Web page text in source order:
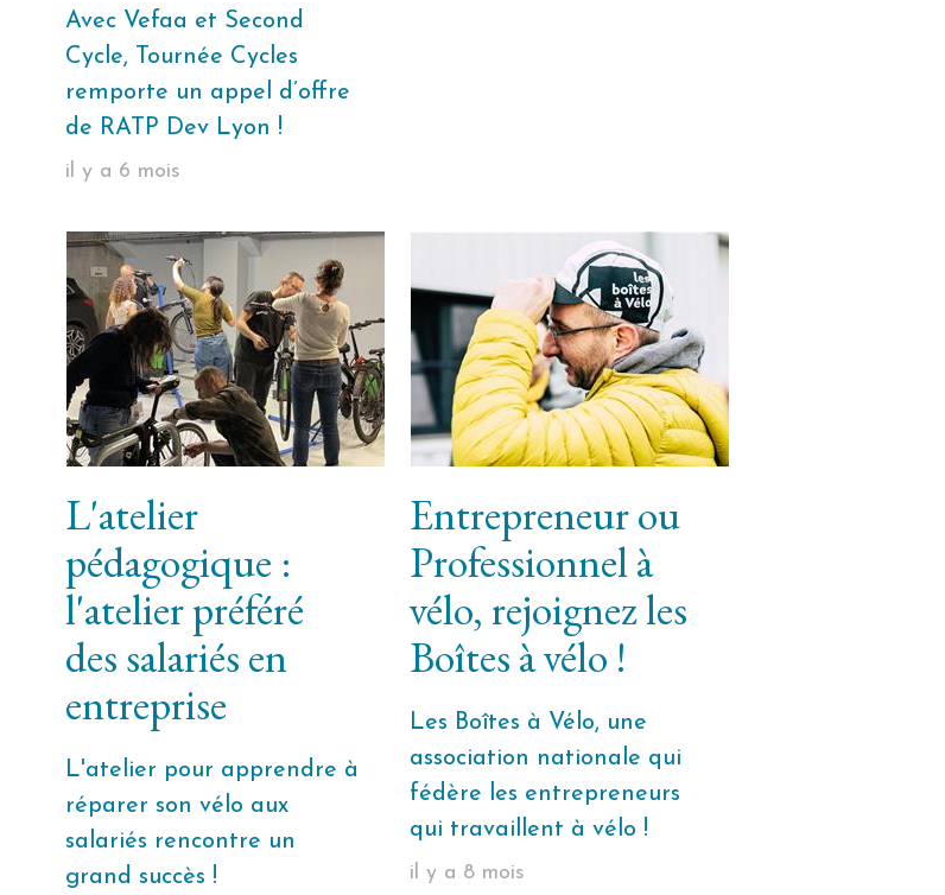
Avec Vefaa et Second
Cycle, Tournée Cycles
remporte un appel d’offre
de RATP Dev Lyon !
il y a 6 mois
L'atelier
pédagogique :
l'atelier préféré
des salariés en
entreprise
L'atelier pour apprendre à
réparer son vélo aux
salariés rencontre un
grand succès !
Entrepreneur ou
Professionnel à
vélo, rejoignez les
Boîtes à vélo !
Les Boîtes à Vélo, une
association nationale qui
fédère les entrepreneurs
qui travaillent à vélo !
il y a 8 mois